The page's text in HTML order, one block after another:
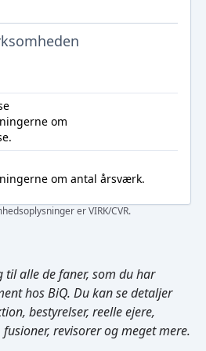
om
om antal årsværk.
er VIRK/CVR.
alle de faner, som du har
hos BiQ. Du kan se detaljer
bestyrelser, reelle ejere,
revisorer og meget mere.